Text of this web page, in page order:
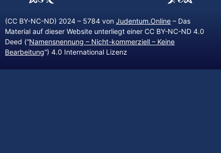
(CC BY-NC-ND) 2024 – 5784 von Judentum.Online – Das
Material auf dieser Website unterliegt einer CC BY-NC-ND 4.0
Deed (“Namensnennung – Nicht-kommerziell – Keine
Bearbeitung“) 4.0 International Lizenz